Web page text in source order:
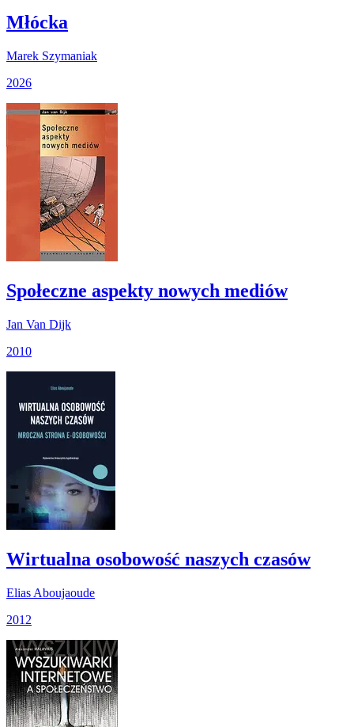
Młócka
Marek Szymaniak
2026
Społeczne aspekty nowych mediów
Jan Van Dijk
2010
Wirtualna osobowość naszych czasów
Elias Aboujaoude
2012